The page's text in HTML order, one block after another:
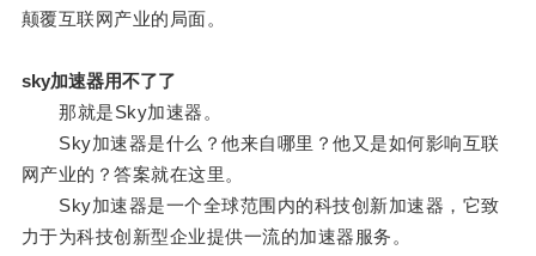
颠覆互联网产业的局面。
sky加速器用不了了
那就是Sky加速器。
Sky加速器是什么？他来自哪里？他又是如何影响互联
网产业的？答案就在这里。
Sky加速器是一个全球范围内的科技创新加速器，它致
力于为科技创新型企业提供一流的加速器服务。